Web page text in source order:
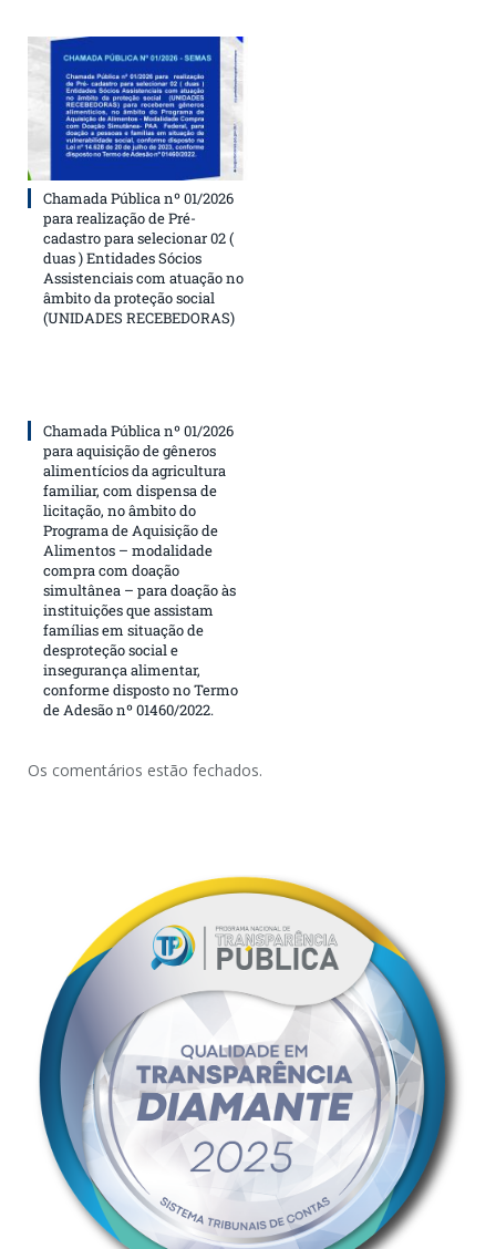
Chamada Pública nº 01/2026
para realização de Pré-
cadastro para selecionar 02 (
duas ) Entidades Sócios
Assistenciais com atuação no
âmbito da proteção social
(UNIDADES RECEBEDORAS)
Chamada Pública nº 01/2026
para aquisição de gêneros
alimentícios da agricultura
familiar, com dispensa de
licitação, no âmbito do
Programa de Aquisição de
Alimentos – modalidade
compra com doação
simultânea – para doação às
instituições que assistam
famílias em situação de
desproteção social e
insegurança alimentar,
conforme disposto no Termo
de Adesão nº 01460/2022.
Os comentários estão fechados.